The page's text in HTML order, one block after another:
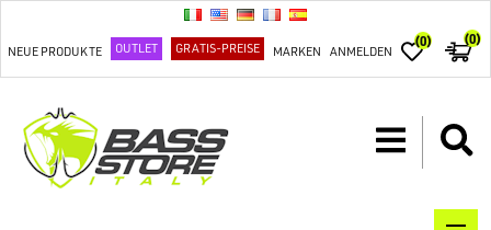
NEUE PRODUKTE OUTLET GRATIS-PREISE MARKEN ANMELDEN
(0) (0)